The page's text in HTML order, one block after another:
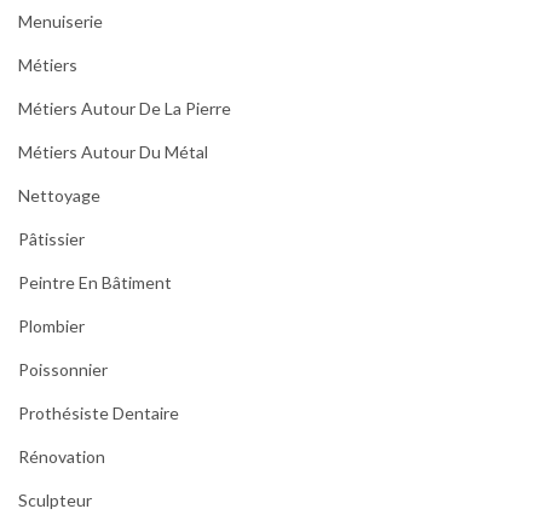
Menuiserie
Métiers
Métiers Autour De La Pierre
Métiers Autour Du Métal
Nettoyage
Pâtissier
Peintre En Bâtiment
Plombier
Poissonnier
Prothésiste Dentaire
Rénovation
Sculpteur